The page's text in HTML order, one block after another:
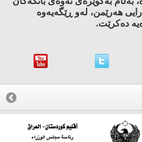
هه‌رێمن، له‌و ڕێگه‌یه‌وه‌
ده‌كرێت.